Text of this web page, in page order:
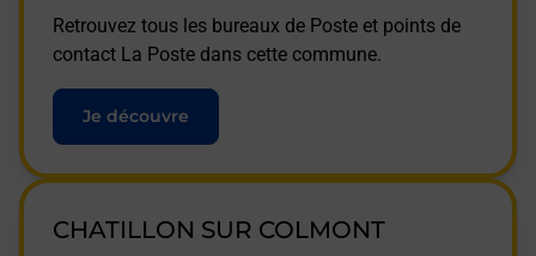
Retrouvez tous les bureaux de Poste et points de
contact La Poste dans cette commune.
Je découvre
CHATILLON SUR COLMONT